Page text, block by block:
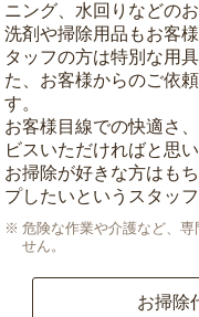
ニング、水回りなどの
洗剤や掃除用品もお客
タッフの方は特別な用
た、お客様からのご依
す。
お客様目線での快適さ
ビスいただければと思い
お掃除が好きな方はも
プしたいというスタッ
危険な作業や介護など、
せん。
お掃除